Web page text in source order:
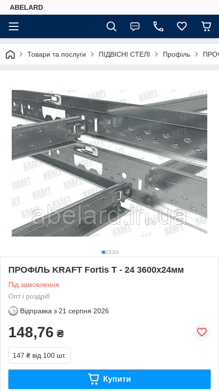
ABELARD
Товари та послуги ПІДВІСНІ СТЕЛІ Профіль
ПРОФІЛЬ KRAFT Fortis Т - 24 3600х24мм
Під замовлення
Опт і роздріб
Відправка з 21 серпня 2026
148,76 ₴
147 ₴ від 100 шт.
Купити